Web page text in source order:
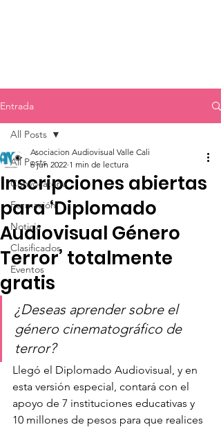
Entrada
All Posts
Convocatoria
Formación
Noticia
Clasificados
Eventos
All Posts
Inscripciones abiertas
para ‘Diplomado
Audiovisual Género
Terror’ totalmente
gratis
Asociacion Audiovisual Valle Cali
6 jun 2022 1 min de lectura
¿Deseas aprender sobre el
género cinematográfico de
terror?
Llegó el Diplomado Audiovisual, y en
esta versión especial, contará con el
apoyo de 7 instituciones educativas y
10 millones de pesos para que realices